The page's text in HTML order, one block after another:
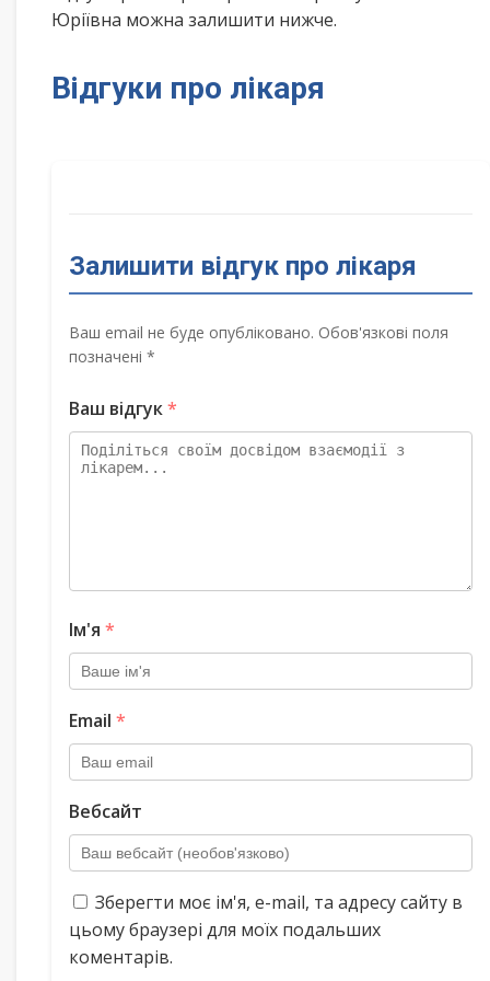
Юріївна можна залишити нижче.
Відгуки про лікаря
Залишити відгук про лікаря
Ваш email не буде опубліковано. Обов'язкові поля
позначені *
Ваш відгук*
Ім'я *
Email *
Вебсайт
Зберегти моє ім'я, e-mail, та адресу сайту в
цьому браузері для моїх подальших
коментарів.